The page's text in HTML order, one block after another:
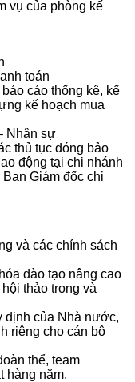
vụ của phòng kế
toán
cáo thống kê, kế
kế hoạch mua
Nhân sự
thủ tục đóng bảo
động tại chi nhánh
Giám đốc chi
và các chính sách
đào tạo nâng cao
thảo trong và
định của Nhà nước,
riêng cho cán bộ
thể, team
hàng năm.